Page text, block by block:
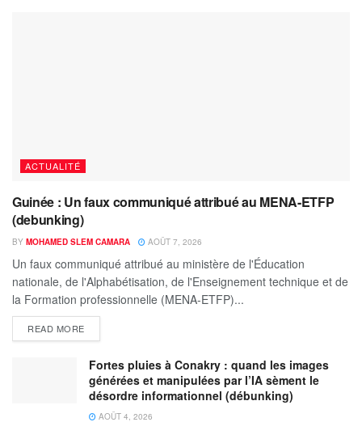
ACTUALITÉ
Guinée : Un faux communiqué attribué au MENA-ETFP
(debunking)
BY MOHAMED SLEM CAMARA AOÛT 7, 2026
Un faux communiqué attribué au ministère de l'Éducation
nationale, de l'Alphabétisation, de l'Enseignement technique et de
la Formation professionnelle (MENA-ETFP)...
READ MORE
Fortes pluies à Conakry : quand les images
générées et manipulées par l’IA sèment le
désordre informationnel (débunking)
AOÛT 4, 2026